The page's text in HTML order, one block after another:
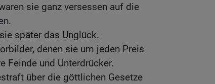
sie ganz versessen auf die
später das Unglück.
denen sie um jeden Preis
Feinde und Unterdrücker.
über die göttlichen Gesetze